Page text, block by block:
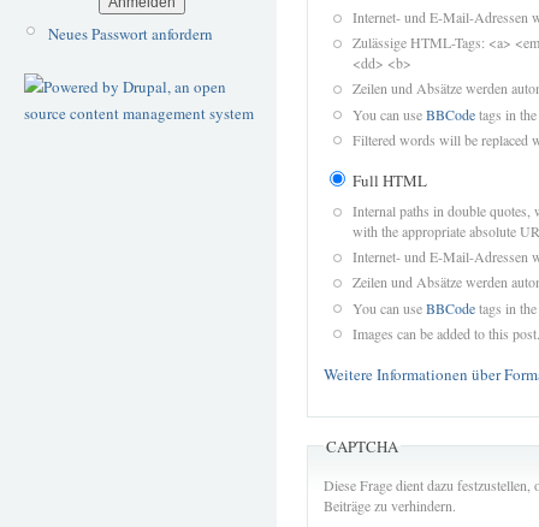
Neues Passwort anfordern
Internet- und E-Mail-Adressen
Zulässige HTML-Tags: <a>
<dd> <b>
Zeilen und Absätze werden
You can useBBCodetags in
Filtered words will be replaced
Full HTML
Internal paths in double quotes,
with the appropriate absolute
Internet- und E-Mail-Adressen
Zeilen und Absätze werden
You can useBBCodetags in
Images can be added to this post.
Weitere Informationen über
CAPTCHA
Diese Frage dient dazu
Beiträge zu verhindern.